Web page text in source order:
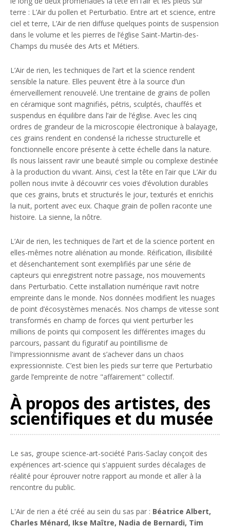
terre : L’Air du pollen et Perturbatio. Entre art et science, entre
ciel et terre, L’Air de rien diffuse quelques points de suspension
dans le volume et les pierres de l’église Saint-Martin-des-
Champs du musée des Arts et Métiers.
L’Air de rien, les techniques de l’art et la science rendent
sensible la nature. Elles peuvent être à la source d’un
émerveillement renouvelé. Une trentaine de grains de pollen
en céramique sont magnifiés, pétris, sculptés, chauffés et
suspendus en équilibre dans l’air de l’église. Avec les cinq
ordres de grandeur de la microscopie électronique à balayage,
ces grains rendent en condensé la richesse structurelle et
fonctionnelle encore présente à cette échelle dans la nature.
Ils nous laissent ravir une beauté simple ou complexe destinée
à la production du vivant. Ainsi, c’est la tête en l’air que L’Air du
pollen nous invite à découvrir ces voies d’évolution durables
que ces grains, bruts et structurés le jour, texturés et enrichis
la nuit, portent avec eux. Chaque grain de pollen raconte une
histoire. La sienne, la nôtre.
L’Air de rien, les techniques de l’art et de la science portent en
elles-mêmes notre aliénation au monde. Réification, illisibilité
et désenchantement sont exemplifiés par une série de
capteurs qui enregistrent notre passage, nos mouvements
dans Perturbatio. Cette installation numérique ravit notre
empreinte dans le monde. Nos données modifient les nuages
de point d’écosystèmes menacés. Nos champs de vitesse sont
transformés en champ de forces qui vient perturber les
millions de points qui composent les différentes images du
parcours, passant du figuratif au pointillisme de
l'impressionnisme avant de s’achever dans un chaos
expressionniste. C’est bien les pieds sur terre que Perturbatio
garde l’empreinte de notre "affairement" collectif.
À propos des artistes, des
scientifiques et du musée
Le sas, groupe science-art-société Paris-Saclay conçoit des
expériences art-science qui s'appuient surdes décalages de
réalité pour éprouver notre rapport au monde et aller à la
rencontre du public.
L'Air de rien a été créé au sein du sas par : Béatrice Albert,
Charles Ménard, Ikse Maître, Nadia de Bernardi, Tim